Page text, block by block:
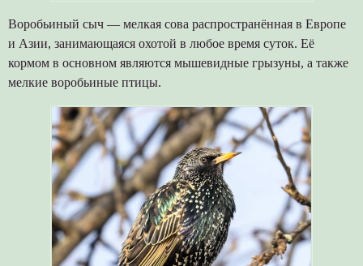
Воробьиный сыч — мелкая сова распространённая в Европе
и Азии, занимающаяся охотой в любое время суток. Её
кормом в основном являются мышевидные грызуны, а также
мелкие воробьиные птицы.